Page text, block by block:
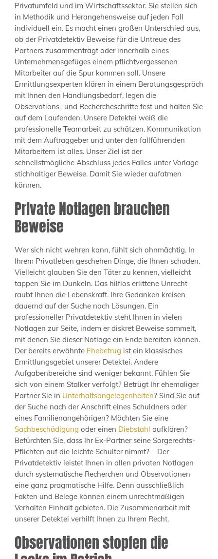
Privatumfeld und im Wirtschaftssektor. Sie stellen sich
in Methodik und Herangehensweise auf jeden Fall
individuell ein. Es macht einen großen Unterschied aus,
ob der Privatdetektiv Beweise für die Untreue des
Partners zusammenträgt oder innerhalb eines
Unternehmensgefüges einem pflichtvergessenen
Mitarbeiter auf die Spur kommen soll. Unsere
Ermittlungsexperten klären in einem Beratungsgespräch
mit Ihnen den Handlungsbedarf, legen die
Observations- und Rechercheschritte fest und halten Sie
auf dem Laufenden. Unsere Detektei weiß die
professionelle Teamarbeit zu schätzen. Kommunikation
mit dem Auftraggeber und unter den fallführenden
Mitarbeitern ist alles. Unser Ziel ist der
schnellstmögliche Abschluss jedes Falles unter Vorlage
stichhaltiger Beweise. Damit Sie wieder aufatmen
können.
Private Notlagen brauchen
Beweise
Wer sich nicht wehren kann, fühlt sich ohnmächtig. In
Ihrem Privatleben geschehen Dinge, die Ihnen schaden.
Vielleicht glauben Sie den Täter zu kennen, vielleicht
tappen Sie im Dunkeln. Das hilflos erlittene Unrecht
raubt Ihnen die Lebenskraft. Ihre Gedanken kreisen
dauernd auf der Suche nach Lösungen. Ein
professioneller Privatdetektiv steht Ihnen in vielen
Notlagen zur Seite, indem er diskret Beweise sammelt,
mit denen Sie dieser Notlage ein Ende bereiten können.
Der bereits erwähnte Ehebetrug ist ein klassisches
Ermittlungsgebiet unserer Detektei. Andere
Aufgabenbereiche sind weniger bekannt. Fühlen Sie
sich von einem Stalker verfolgt? Betrügt Ihr ehemaliger
Partner Sie in Unterhaltsangelegenheiten? Sind Sie auf
der Suche nach der Anschrift eines Schuldners oder
eines Familienangehörigen? Möchten Sie eine
Sachbeschädigung oder einen Diebstahl aufklären?
Befürchten Sie, dass Ihr Ex-Partner seine Sorgerechts-
Pflichten auf die leichte Schulter nimmt? – Der
Privatdetektiv leistet Ihnen in allen privaten Notlagen
durch systematische Recherchen und Observationen
eine ganz pragmatische Hilfe. Denn ausschließlich
Fakten und Belege können einem unrechtmäßigen
Verhalten Einhalt gebieten. Die Zusammenarbeit mit
unserer Detektei verhilft Ihnen zu Ihrem Recht.
Observationen stopfen die